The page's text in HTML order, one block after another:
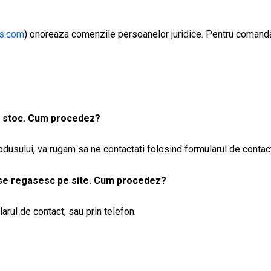
) onoreaza comenzile persoanelor juridice. Pentru
Cum procedez?
va rugam sa ne contactati folosind formularul de
regasesc pe site. Cum procedez?
de contact, sau prin telefon.